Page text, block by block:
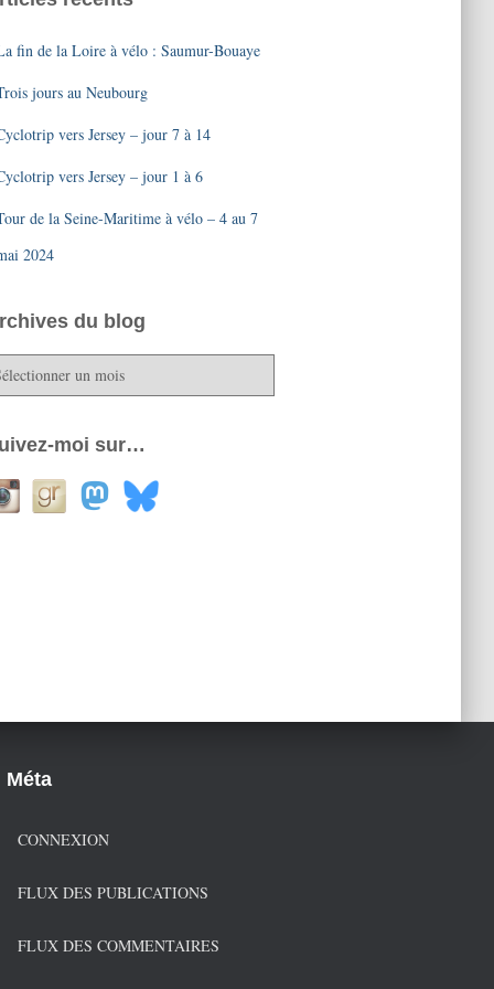
fin de la Loire à vélo : Saumur-Bouaye
jours au Neubourg
vers Jersey – jour 7 à 14
vers Jersey – jour 1 à 6
de la Seine-Maritime à vélo – 4 au 7
2024
du blog
moi sur…
Méta
CONNEXION
FLUX DES PUBLICATIONS
FLUX DES COMMENTAIRES